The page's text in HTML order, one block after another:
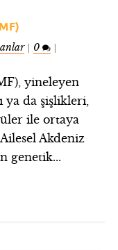
| 0 |
yineleyen
ya da şişlikleri,
ile ortaya
Akdeniz
genetik...